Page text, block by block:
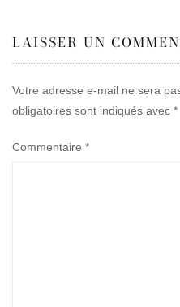
l’article
LAISSER UN
Votre adresse e-mail ne sera
obligatoires sont indiqués avec *
Commentaire *